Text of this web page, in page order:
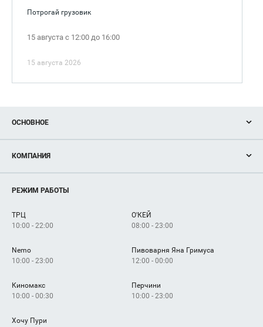
Потрогай грузовик
15 августа с 12:00 до 16:00
15 августа 2026
ОСНОВНОЕ
Новости
Магазины
Услуги
КОМПАНИЯ
Рекламодателям
Как добраться
РЕЖИМ РАБОТЫ
ТРЦ
10:00 - 22:00
О'КЕЙ
08:00 - 23:00
Nemo
10:00 - 23:00
Пивоварня Яна Гримуса
12:00 - 00:00
Киномакс
10:00 - 00:30
Перчини
10:00 - 23:00
Хочу Пури